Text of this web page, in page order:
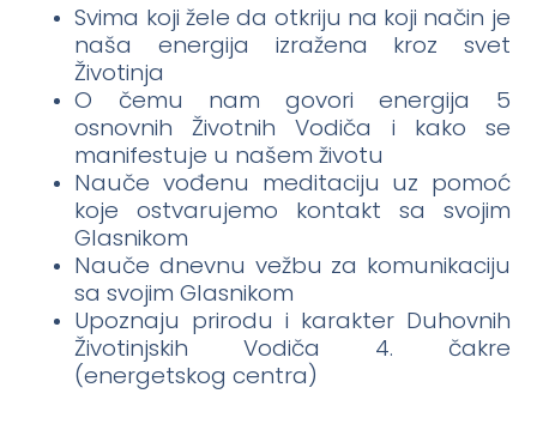
Svima koji žele da otkriju na koji način je
naša energija izražena kroz svet
Životinja
O čemu nam govori energija 5
osnovnih Životnih Vodiča i kako se
manifestuje u našem životu
Nauče vođenu meditaciju uz pomoć
koje ostvarujemo kontakt sa svojim
Glasnikom
Nauče dnevnu vežbu za komunikaciju
sa svojim Glasnikom
Upoznaju prirodu i karakter Duhovnih
Životinjskih Vodiča 4. čakre
(energetskog centra)